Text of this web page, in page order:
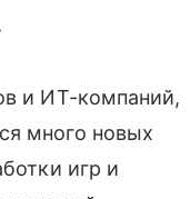
и ИТ-компаний,
много новых
игр и